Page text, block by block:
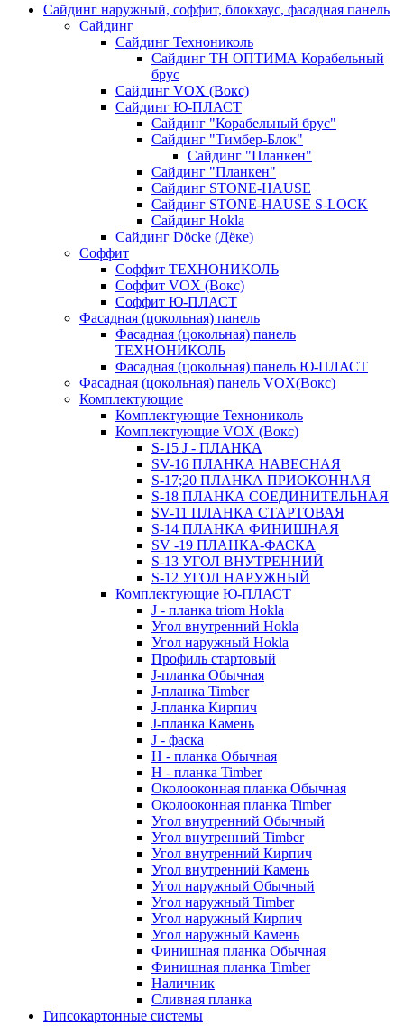
Сайдинг наружный, соффит, блокхаус, фасадная панель
Сайдинг
Сайдинг Технониколь
Сайдинг ТН ОПТИМА Корабельный
брус
Сайдинг VOX (Вокс)
Сайдинг Ю-ПЛАСТ
Сайдинг "Корабельный брус"
Сайдинг "Тимбер-Блок"
Сайдинг "Планкен"
Сайдинг "Планкен"
Сайдинг STONE-HAUSE
Сайдинг STONE-HAUSE S-LOCK
Сайдинг Hokla
Сайдинг Döcke (Дёке)
Соффит
Соффит ТЕХНОНИКОЛЬ
Соффит VOX (Вокс)
Соффит Ю-ПЛАСТ
Фасадная (цокольная) панель
Фасадная (цокольная) панель
ТЕХНОНИКОЛЬ
Фасадная (цокольная) панель Ю-ПЛАСТ
Фасадная (цокольная) панель VOX(Вокс)
Комплектующие
Комплектующие Технониколь
Комплектующие VOX (Вокс)
S-15 J - ПЛАНКА
SV-16 ПЛАНКА НАВЕСНАЯ
S-17;20 ПЛАНКА ПРИОКОННАЯ
S-18 ПЛАНКА СОЕДИНИТЕЛЬНАЯ
SV-11 ПЛАНКА СТАРТОВАЯ
S-14 ПЛАНКА ФИНИШНАЯ
SV -19 ПЛАНКА-ФАСКА
S-13 УГОЛ ВНУТРЕННИЙ
S-12 УГОЛ НАРУЖНЫЙ
Комплектующие Ю-ПЛАСТ
J - планка triom Hokla
Угол внутренний Hokla
Угол наружный Hokla
Профиль стартовый
J-планка Обычная
J-планка Timber
J-планка Кирпич
J-планка Камень
J - фаска
Н - планка Обычная
Н - планка Timber
Околооконная планка Обычная
Околооконная планка Timber
Угол внутренний Обычный
Угол внутренний Timber
Угол внутренний Кирпич
Угол внутренний Камень
Угол наружный Обычный
Угол наружный Timber
Угол наружный Кирпич
Угол наружный Камень
Финишная планка Обычная
Финишная планка Timber
Наличник
Сливная планка
Гипсокартонные системы